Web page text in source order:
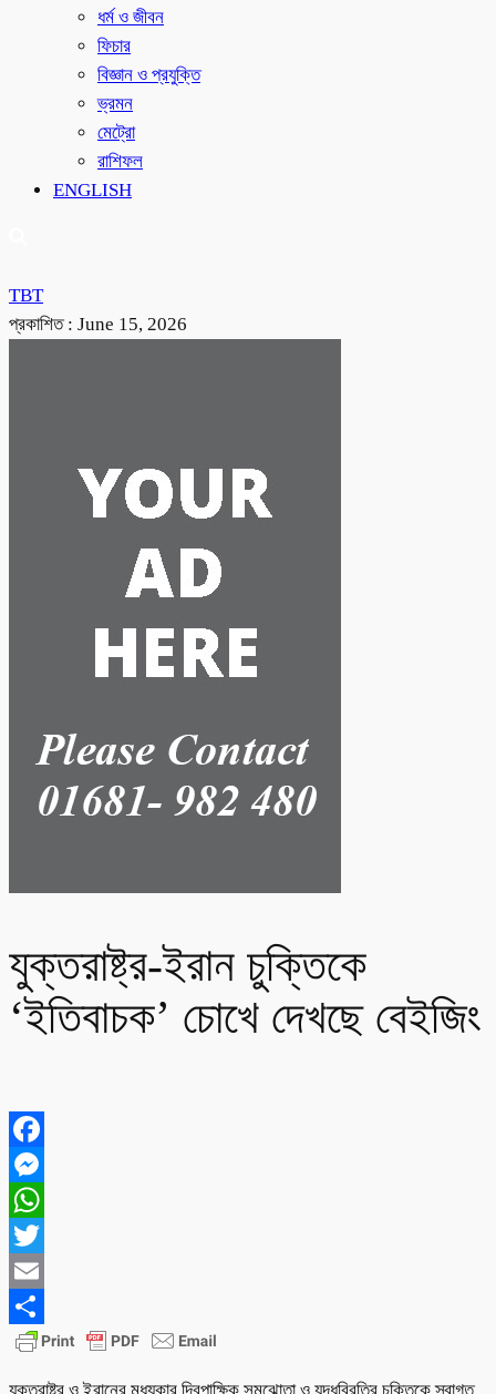
ধর্ম ও জীবন
ফিচার
বিজ্ঞান ও প্রযুক্তি
ভ্রমন
মেট্রো
রাশিফল
ENGLISH
TBT
প্রকাশিত : June 15, 2026
যুক্তরাষ্ট্র-ইরান চুক্তিকে
‘ইতিবাচক’ চোখে দেখছে বেইজিং
Facebook
Messenger
WhatsApp
Twitter
Email
Share
যুক্তরাষ্ট্র ও ইরানের মধ্যকার দ্বিপাক্ষিক সমঝোতা ও যুদ্ধবিরতির চুক্তিকে স্বাগত